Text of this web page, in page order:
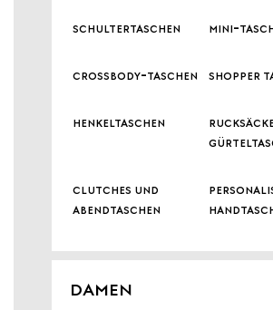
schultertaschen mini-
crossbody-taschen shopper
henkeltaschen
clutches und
abendtaschen
DAMEN